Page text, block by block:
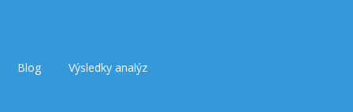
Blog Výsledky analýz